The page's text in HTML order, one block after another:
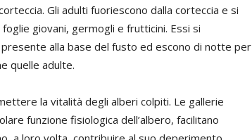
Gli adulti fuoriescono dalla corteccia e si
giovani, germogli e frutticini. Essi si
alla base del fusto ed escono di notte per
quelle adulte.
la vitalità degli alberi colpiti. Le gallerie
funzione fisiologica dell’albero, facilitano